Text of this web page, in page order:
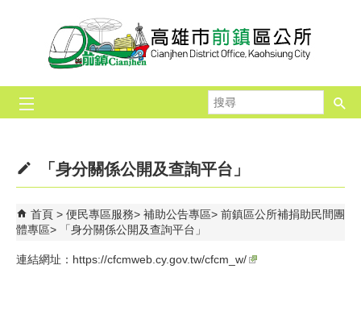
跳到主要內容區塊
尋
「身分關係公開及查詢平台」
首頁 便民專區服務 補助公告專區
前鎮區公所補捐助民間團
體專區
「身分關係公開及查詢平台」
連結網址： https://cfcmweb.cy.gov.tw/cfcm_w/